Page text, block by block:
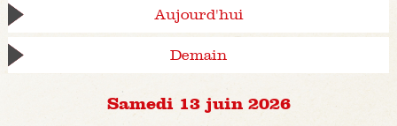
Aujourd'hui
Demain
Samedi 13 juin 2026